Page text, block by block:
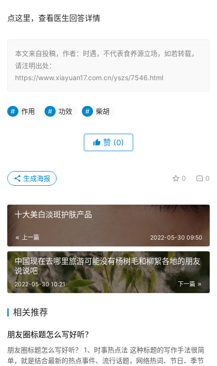
点这里，查看医生回答详情
本文来自投稿，作者：时遇，不代表食养源立场，如若转载，
请注明出处：
https://www.xiayuan17.com.cn/yszs/7546.html
作用 功效 柴胡
赞 (0)
0 0
生成海报
十大美白淡斑护肤产品
上一篇 2022-05-30 09:50
中国现在去哪里旅游可能没有杨树毛和柳絮各地的朋友
说说吧
下一篇
2022-05-30 10:21
相关推荐
朋友圈标题怎么写好听？
朋友圈标题怎么写好听？ 1、时事热点法 这种标题的写作手法很简
单，就是结合最新的热点事件、流行话题，网络热词、节日、季节